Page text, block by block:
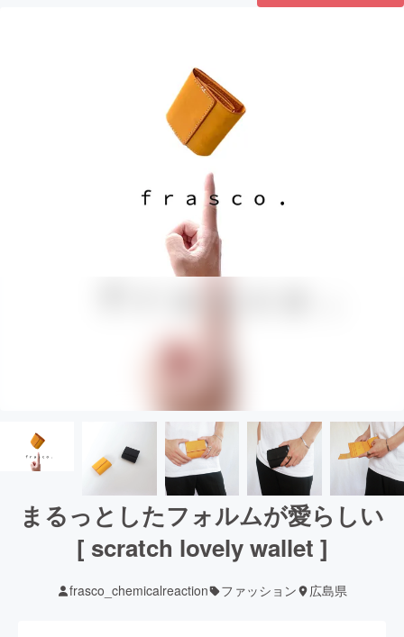
まるっとしたフォルムが愛らしい
[ scratch lovely wallet ]
frasco_chemicalreaction ファッション 広島県